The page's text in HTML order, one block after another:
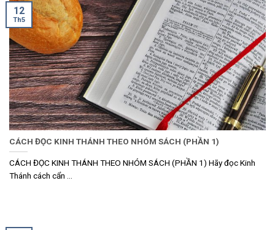
CÁCH ĐỌC KINH THÁNH THEO NHÓM SÁCH (PHẦN 1)
CÁCH ĐỌC KINH THÁNH THEO NHÓM SÁCH (PHẦN 1) Hãy đọc Kinh
Thánh cách cẩn ...
12
Th5